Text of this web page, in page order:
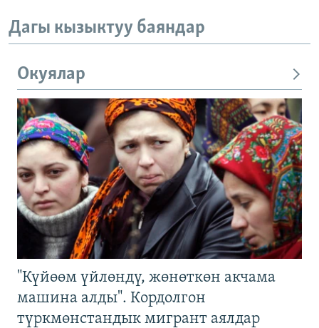
Дагы кызыктуу баяндар
Окуялар
"Күйөөм үйлөндү, жөнөткөн акчама
машина алды". Кордолгон
түркмөнстандык мигрант аялдар